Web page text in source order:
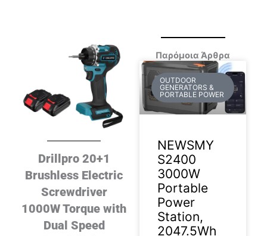
Drillpro 20+1
Brushless Electric
Screwdriver
1000W Torque with
Dual Speed
Παρόμοια Άρθρα
OUTDOOR
GENERATORS &
PORTABLE POWER
NEWSMY
S2400
3000W
Portable
Power
Station,
2047.5Wh